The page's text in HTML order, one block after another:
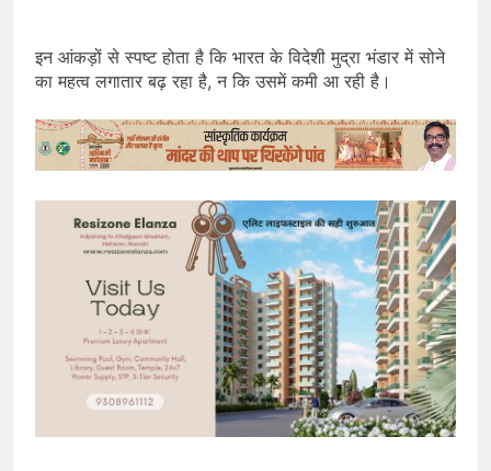
इन आंकड़ों से स्पष्ट होता है कि भारत के विदेशी मुद्रा भंडार में सोने
का महत्व लगातार बढ़ रहा है, न कि उसमें कमी आ रही है।